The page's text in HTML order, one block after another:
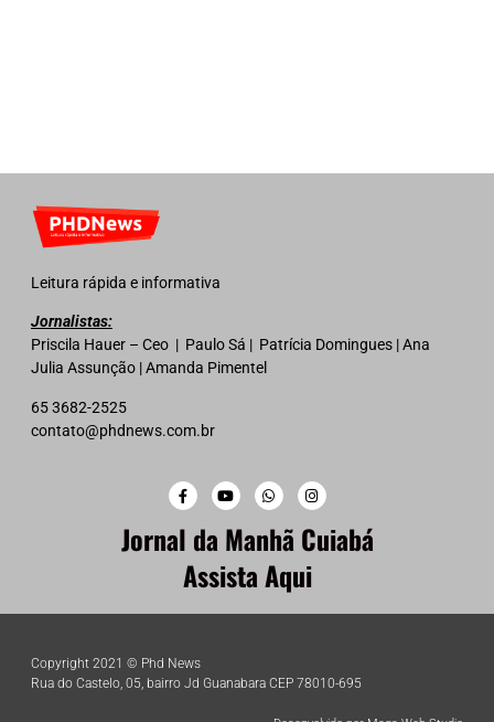
Leitura rápida e informativa
Jornalistas:
Priscila Hauer – Ceo | Paulo Sá | Patrícia Domingues | Ana
Julia Assunção | Amanda Pimentel
65 3682-2525
contato@phdnews.com.br
Jornal da Manhã Cuiabá
Assista Aqui
Copyright 2021 © Phd News
Rua do Castelo, 05, bairro Jd Guanabara CEP 78010-695